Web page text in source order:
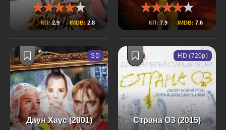
КП:2.9 IMDB:2.8 КП: 7.9 IMDB: 7.6
Даун Хаус (2001)
SD
Страна ОЗ (2015)
HD (720p)